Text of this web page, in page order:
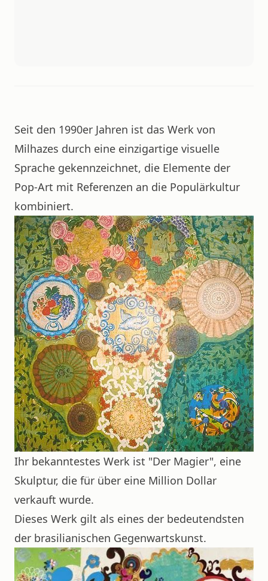
Seit den 1990er Jahren ist das Werk von
Milhazes durch eine einzigartige visuelle
Sprache gekennzeichnet, die Elemente der
Pop-Art mit Referenzen an die Populärkultur
kombiniert.
Ihr bekanntestes Werk ist "Der Magier", eine
Skulptur, die für über eine Million Dollar
verkauft wurde.
Dieses Werk gilt als eines der bedeutendsten
der brasilianischen Gegenwartskunst.